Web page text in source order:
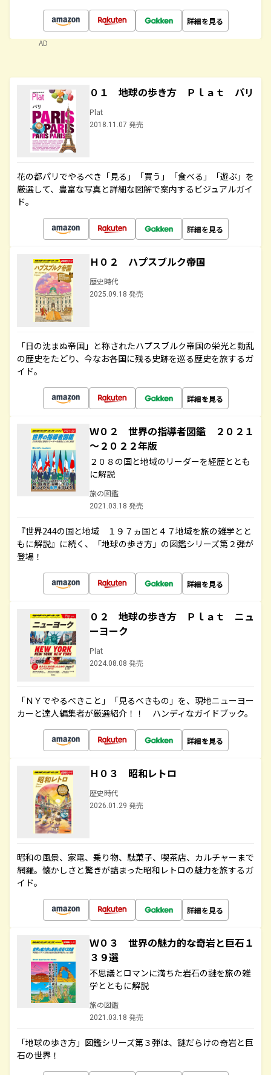
詳細を見る
AD
０１ 地球の歩き方 Ｐｌａｔ パリ
Plat
2018.11.07 発売
花の都パリでやるべき「見る」「買う」「食べる」「遊ぶ」を
厳選して、豊富な写真と詳細な図解で案内するビジュアルガイ
ド。
詳細を見る
Ｈ０２ ハプスブルク帝国
歴史時代
2025.09.18 発売
「日の沈まぬ帝国」と称されたハプスブルク帝国の栄光と動乱
の歴史をたどり、今なお各国に残る史跡を巡る歴史を旅するガ
イド。
詳細を見る
Ｗ０２ 世界の指導者図鑑 ２０２１
～２０２２年版
２０８の国と地域のリーダーを経歴ととも
に解説
旅の図鑑
2021.03.18 発売
『世界244の国と地域 １９７ヵ国と４７地域を旅の雑学とと
もに解説』に続く、「地球の歩き方」の図鑑シリーズ第２弾が
登場！
詳細を見る
０２ 地球の歩き方 Ｐｌａｔ ニュ
ーヨーク
Plat
2024.08.08 発売
「ＮＹでやるべきこと」「見るべきもの」を、現地ニューヨー
カーと達人編集者が厳選紹介！！ ハンディなガイドブック。
詳細を見る
Ｈ０３ 昭和レトロ
歴史時代
2026.01.29 発売
昭和の風景、家電、乗り物、駄菓子、喫茶店、カルチャーまで
網羅。懐かしさと驚きが詰まった昭和レトロの魅力を旅するガ
イド。
詳細を見る
Ｗ０３ 世界の魅力的な奇岩と巨石１
３９選
不思議とロマンに満ちた岩石の謎を旅の雑
学とともに解説
旅の図鑑
2021.03.18 発売
「地球の歩き方」図鑑シリーズ第３弾は、謎だらけの奇岩と巨
石の世界！